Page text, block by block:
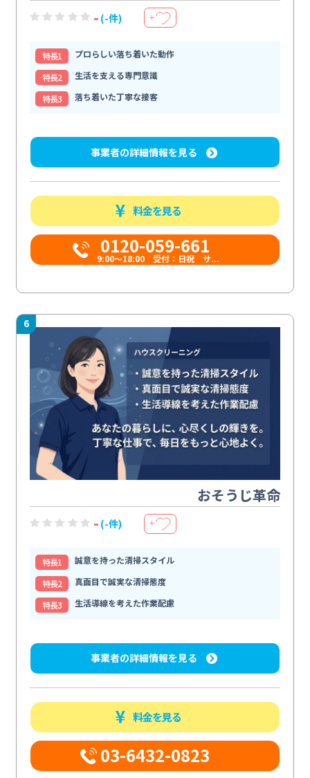
- (-件) ＋
特⻑1
プロらしい落ち着いた動作
特⻑2
生活を支える専門意識
特⻑3
落ち着いた丁寧な接客
事業者の詳細情報を見る
料金を見る
0120-059-661
9:00〜18:00 受付：日祝 サ...
6
おそうじ革命
- (-件) ＋
特⻑1
誠意を持った清掃スタイル
特⻑2
真面目で誠実な清掃態度
特⻑3
生活導線を考えた作業配慮
事業者の詳細情報を見る
料金を見る
03-6432-0823